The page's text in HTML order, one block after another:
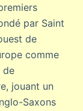
par Saint
de
comme
de
jouant un
Saxons